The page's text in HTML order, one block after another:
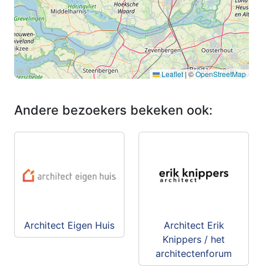
Leaflet|©OpenStreetMap
Andere bezoekers bekeken ook:
Architect Eigen Huis
Architect Erik
Knippers / het
architectenforum